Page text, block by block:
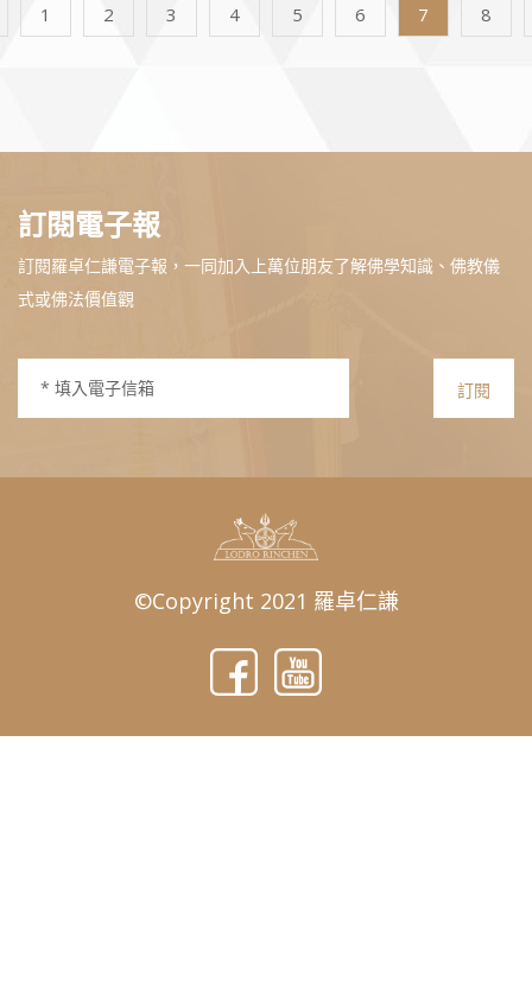
1 2 3 4 5 6 7 8
訂閱電子報
訂閱羅卓仁謙電子報，一同加入上萬位朋友了解佛學知識、佛教儀
式或佛法價值觀
訂閱
©Copyright 2021 羅卓仁謙